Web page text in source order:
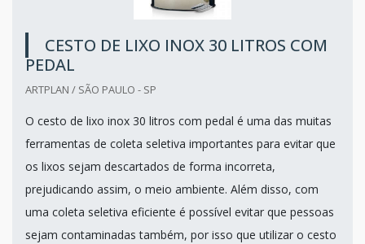
CESTO DE LIXO INOX 30 LITROS COM
PEDAL
ARTPLAN / SÃO PAULO - SP
O cesto de lixo inox 30 litros com pedal é uma das muitas
ferramentas de coleta seletiva importantes para evitar que
os lixos sejam descartados de forma incorreta,
prejudicando assim, o meio ambiente. Além disso, com
uma coleta seletiva eficiente é possível evitar que pessoas
sejam contaminadas também, por isso que utilizar o cesto